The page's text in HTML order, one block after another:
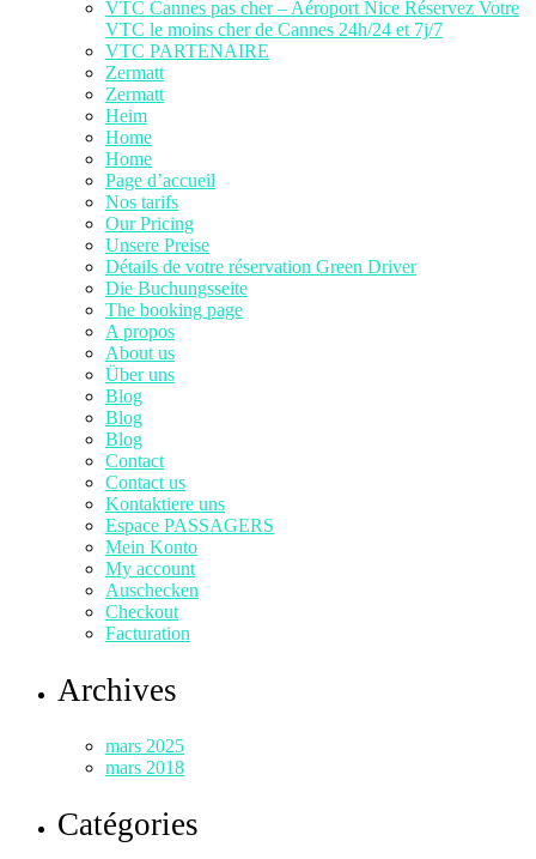
VTC Cannes pas cher – Aéroport Nice Réservez Votre
VTC le moins cher de Cannes 24h/24 et 7j/7
VTC PARTENAIRE
Zermatt
Zermatt
Heim
Home
Home
Page d’accueil
Nos tarifs
Our Pricing
Unsere Preise
Détails de votre réservation Green Driver
Die Buchungsseite
The booking page
A propos
About us
Über uns
Blog
Blog
Blog
Contact
Contact us
Kontaktiere uns
Espace PASSAGERS
Mein Konto
My account
Auschecken
Checkout
Facturation
Archives
mars 2025
mars 2018
Catégories